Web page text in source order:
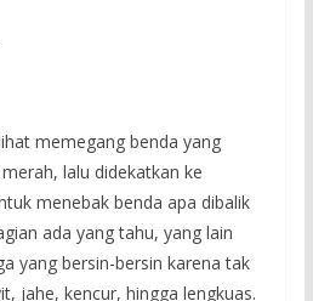
memegang benda yang
lalu didekatkan ke
menebak benda apa dibalik
ada yang tahu, yang lain
yang bersin-bersin karena tak
jahe, kencur, hingga lengkuas.